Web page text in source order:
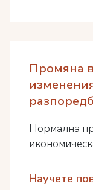
Промяна
Нормална
Научете